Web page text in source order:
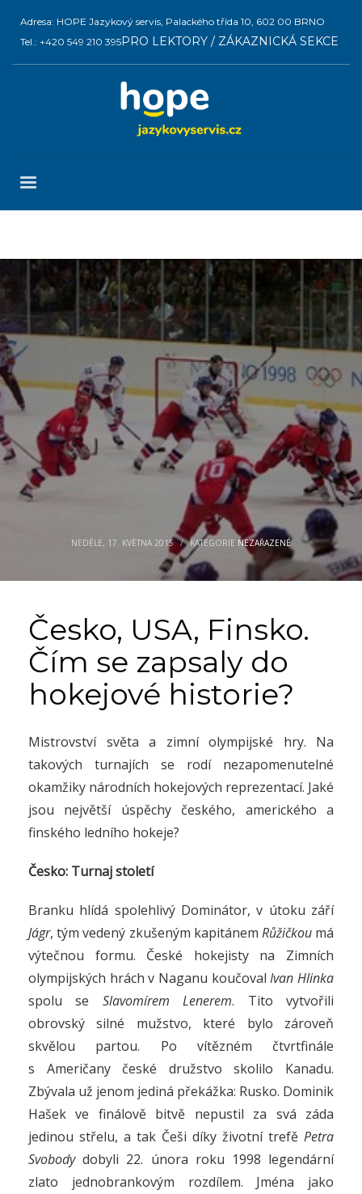
Adresa: HOPE Jazykový servis, Palackého třída 10, 602 00 BRNO
Tel.: +420 549 210 395PRO LEKTORY / ZÁKAZNICKÁ SEKCE
NEDĚLE, 17. KVĚTNA 2015 / KATEGORIE NEZAŘAZENÉ
Česko, USA, Finsko.
Čím se zapsaly do
hokejové historie?
Mistrovství světa a zimní olympijské hry. Na
takových turnajích se rodí nezapomenutelné
okamžiky národních hokejových reprezentací. Jaké
jsou největší úspěchy českého, amerického a
finského ledního hokeje?
Česko: Turnaj století
Branku hlídá spolehlivý Dominátor, v útoku září
Jágr, tým vedený zkušeným kapitánem Růžičkoumá
výtečnou formu. České hokejisty na Zimních
olympijských hrách v Naganu koučovalIvan Hlinka
spolu se Slavomírem Lenerem. Tito vytvořili
obrovský silné mužstvo, které bylo zároveň
skvělou partou. Po vítězném čtvrtfinále
s Američany české družstvo skolilo Kanadu.
Zbývala už jenom jediná překážka: Rusko. Dominik
Hašek ve finálově bitvě nepustil za svá záda
jedinou střelu, a tak Češi díky životní trefě Petra
Svobodydobyli 22. února roku 1998 legendární
zlato jednobrankovým rozdílem. Jména jako